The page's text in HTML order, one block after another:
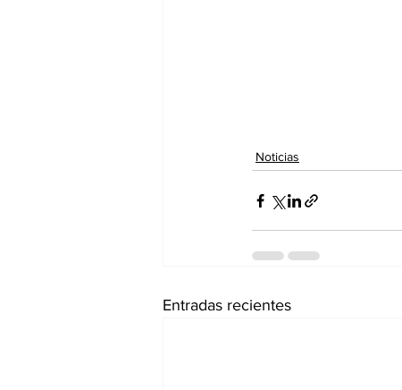
Noticias
Entradas recientes